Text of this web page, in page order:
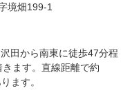
境畑199-1
沢田から南東に徒歩47分程
ます。直線距離で約
ます。